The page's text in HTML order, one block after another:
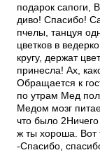
подарок сапоги,
диво! Спасибо!
пчелы, танцуя
цветков в
кругу, держат
принесла! Ах,
Обращается к
по утрам Мед
Медом мозг
что было
ж ты хороша. Вот
-Спасибо,